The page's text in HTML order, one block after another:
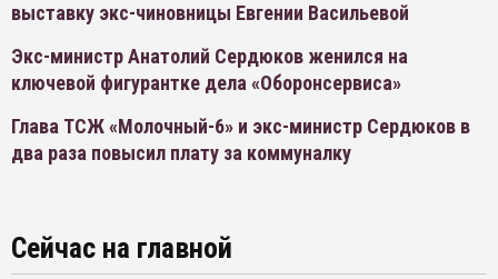
выставку экс-чиновницы Евгении Васильевой
Экс-министр Анатолий Сердюков женился на
ключевой фигурантке дела «Оборонсервиса»
Глава ТСЖ «Молочный-6» и экс-министр Сердюков в
два раза повысил плату за коммуналку
Сейчас на главной